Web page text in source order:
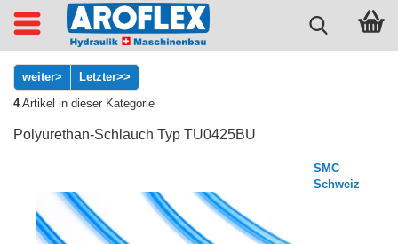
weiter>
Letzter>>
4Artikel in dieser Kategorie
Polyurethan-Schlauch Typ TU0425BU
SMC
Schweiz